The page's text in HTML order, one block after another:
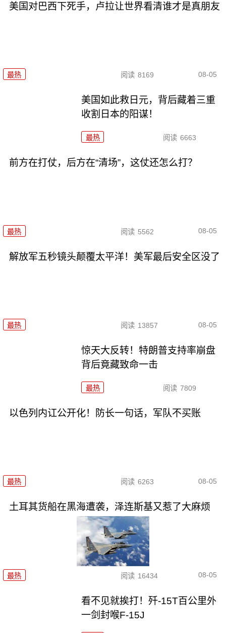
美国对巴西下死手，卢拉让世界看清谁才是真朋友
最热 阅读 8169 08-05
美国如此救日元，背后藏着三重
收割日本的阳谋！
最热 阅读 6663
前方在打仗，后方在“清场”，这仗还怎么打？
最热 阅读 5562 08-05
解放军五秒镜头颠覆太平洋！美军最后安全区没了
最热 阅读 13857 08-05
惊天大反转！特朗普支持率崩盘
背后竟藏致命一击
最热 阅读 7809
以色列内讧公开化！防长一句话，军队不买账
最热 阅读 6263 08-05
土耳其货船在黑海遭袭，泽连斯基又惹了大麻烦
最热 阅读 16434 08-05
看不见就挨打！歼-15T百公里外
一剑封喉F-15J